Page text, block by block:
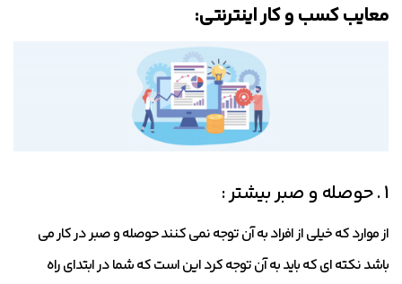
معایب کسب و کار اینترنتی:
1 . حوصله و صبر بیشتر :
از موارد که خیلی از افراد به آن توجه نمی کنند حوصله و صبر در کار می
باشد نکته ای که باید به آن توجه کرد این است که شما در ابتدای راه